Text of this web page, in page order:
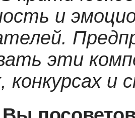
и
эти
конкурсах и